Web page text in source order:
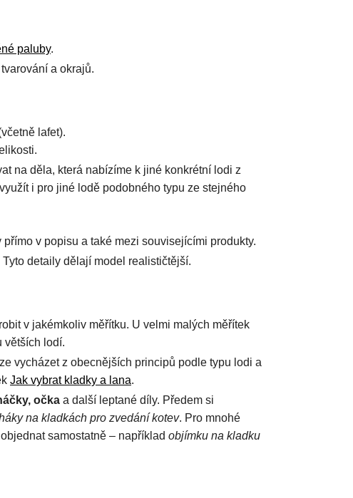
paluby.
a okrajů.
lafet).
na děla, která nabízíme k jiné konkrétní lodi z
i pro jiné lodě podobného typu ze stejného
v popisu a také mezi souvisejícími produkty.
detaily dělají model realističtější.
v jakémkoliv měřítku. U velmi malých měřítek
větších lodí.
vycházet z obecnějších principů podle typu lodi a
Jak vybrat kladky a lana.
očka a další leptané díly. Předem si
na kladkách pro zvedání kotev. Pro mnohé
samostatně – například objímku na kladku